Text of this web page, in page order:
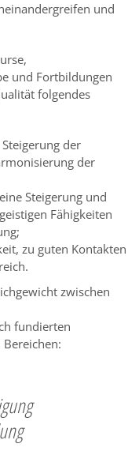
und
und Fortbildungen
folgendes
der
der
Steigerung und
Fähigkeiten
zu guten Kontakten
zwischen
fundierten